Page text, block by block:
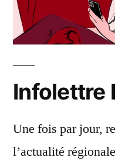
Infolettre
Une fois par jour,
l’actualité